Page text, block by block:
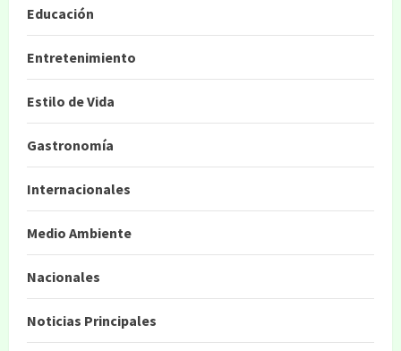
Educación
Entretenimiento
Estilo de Vida
Gastronomía
Internacionales
Medio Ambiente
Nacionales
Noticias Principales